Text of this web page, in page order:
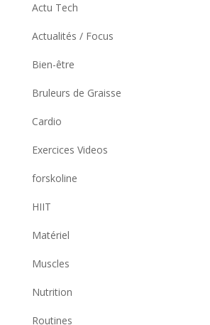
Actu Tech
Actualités / Focus
Bien-être
Bruleurs de Graisse
Cardio
Exercices Videos
forskoline
HIIT
Matériel
Muscles
Nutrition
Routines